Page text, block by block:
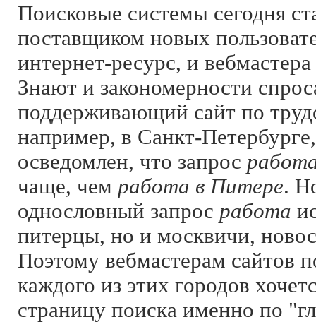
Поисковые системы сегодня
поставщиком новых
интернет-ресурс, и
Знают и закономерности
поддерживающий сайт по
например, в Санкт-
осведомлен, что запрос
чаще, чем работа в Питере.
однословный запрос работа
питерцы, но и москвичи,
Поэтому вебмастерам сайтов
каждого из этих городов
страницу поиска именно по